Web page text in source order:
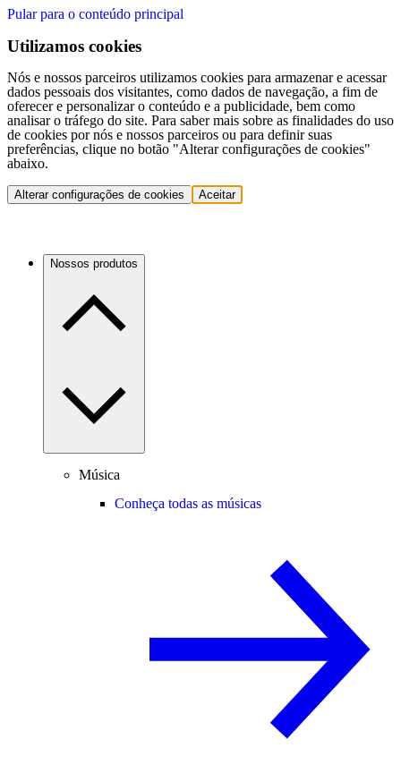
Pular para o conteúdo principal
Utilizamos cookies
Nós e nossos parceiros utilizamos cookies para armazenar e acessar
dados pessoais dos visitantes, como dados de navegação, a fim de
oferecer e personalizar o conteúdo e a publicidade, bem como
analisar o tráfego do site. Para saber mais sobre as finalidades do uso
de cookies por nós e nossos parceiros ou para definir suas
preferências, clique no botão "Alterar configurações de cookies"
abaixo.
Alterar configurações de cookies Aceitar
Nossos produtos
Música
Conheça todas as músicas